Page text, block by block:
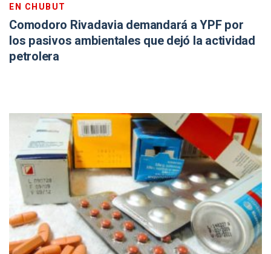
EN CHUBUT
Comodoro Rivadavia demandará a YPF por
los pasivos ambientales que dejó la actividad
petrolera